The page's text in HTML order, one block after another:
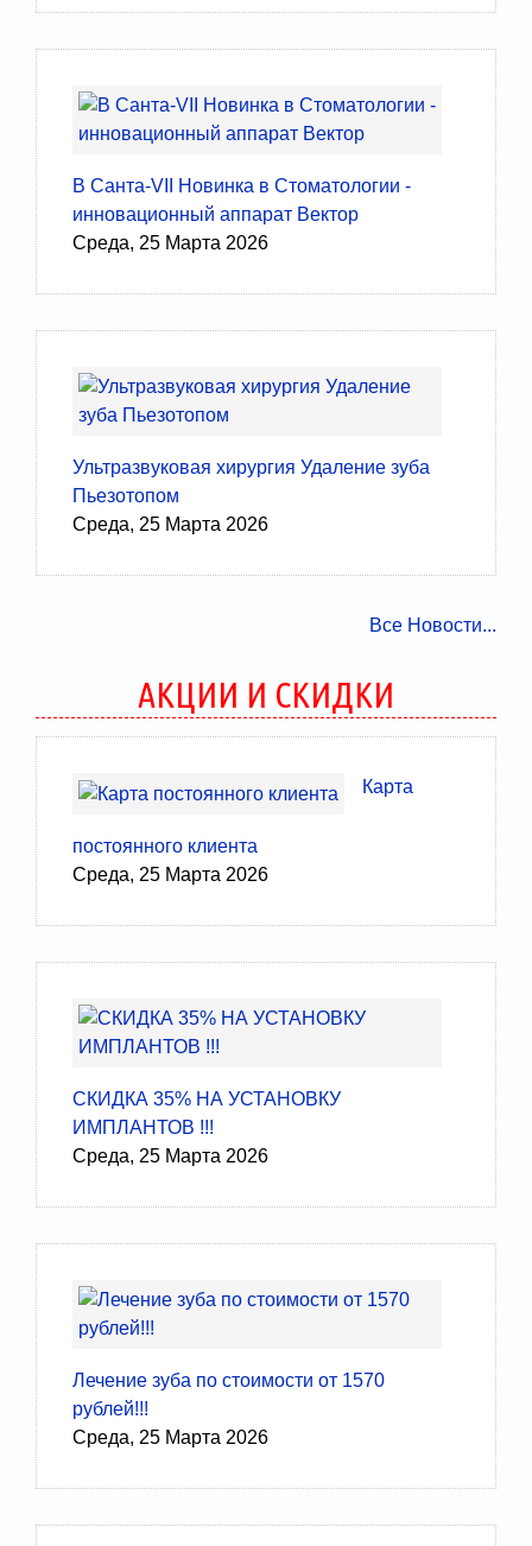
В Санта-VII Новинка в Стоматологии -
инновационный аппарат Вектор
Среда, 25 Марта 2026
Ультразвуковая хирургия Удаление зуба
Пьезотопом
Среда, 25 Марта 2026
Все Новости...
АКЦИИ И СКИДКИ
Карта
постоянного клиента
Среда, 25 Марта 2026
СКИДКА 35% НА УСТАНОВКУ
ИМПЛАНТОВ !!!
Среда, 25 Марта 2026
Лечение зуба по стоимости от 1570
рублей!!!
Среда, 25 Марта 2026